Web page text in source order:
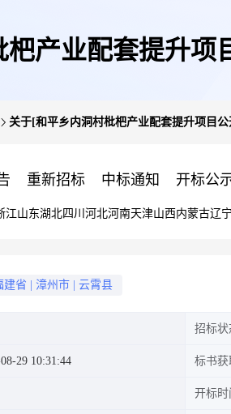
产业配套提升
关于[和平乡内洞村枇杷产业配套提升项目
重新招标 中标通知 开标公
江山东湖北四川 河北河南天津山西内蒙古辽宁
建省 漳州市 云霄县
招标状
29 10:31:44 标书获
开标时